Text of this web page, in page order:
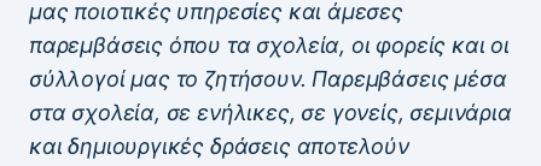
μας ποιοτικές υπηρεσίες και άμεσες
παρεμβάσεις όπου τα σχολεία, οι φορείς και οι
σύλλογοί μας το ζητήσουν. Παρεμβάσεις μέσα
στα σχολεία, σε ενήλικες, σε γονείς, σεμινάρια
και δημιουργικές δράσεις αποτελούν